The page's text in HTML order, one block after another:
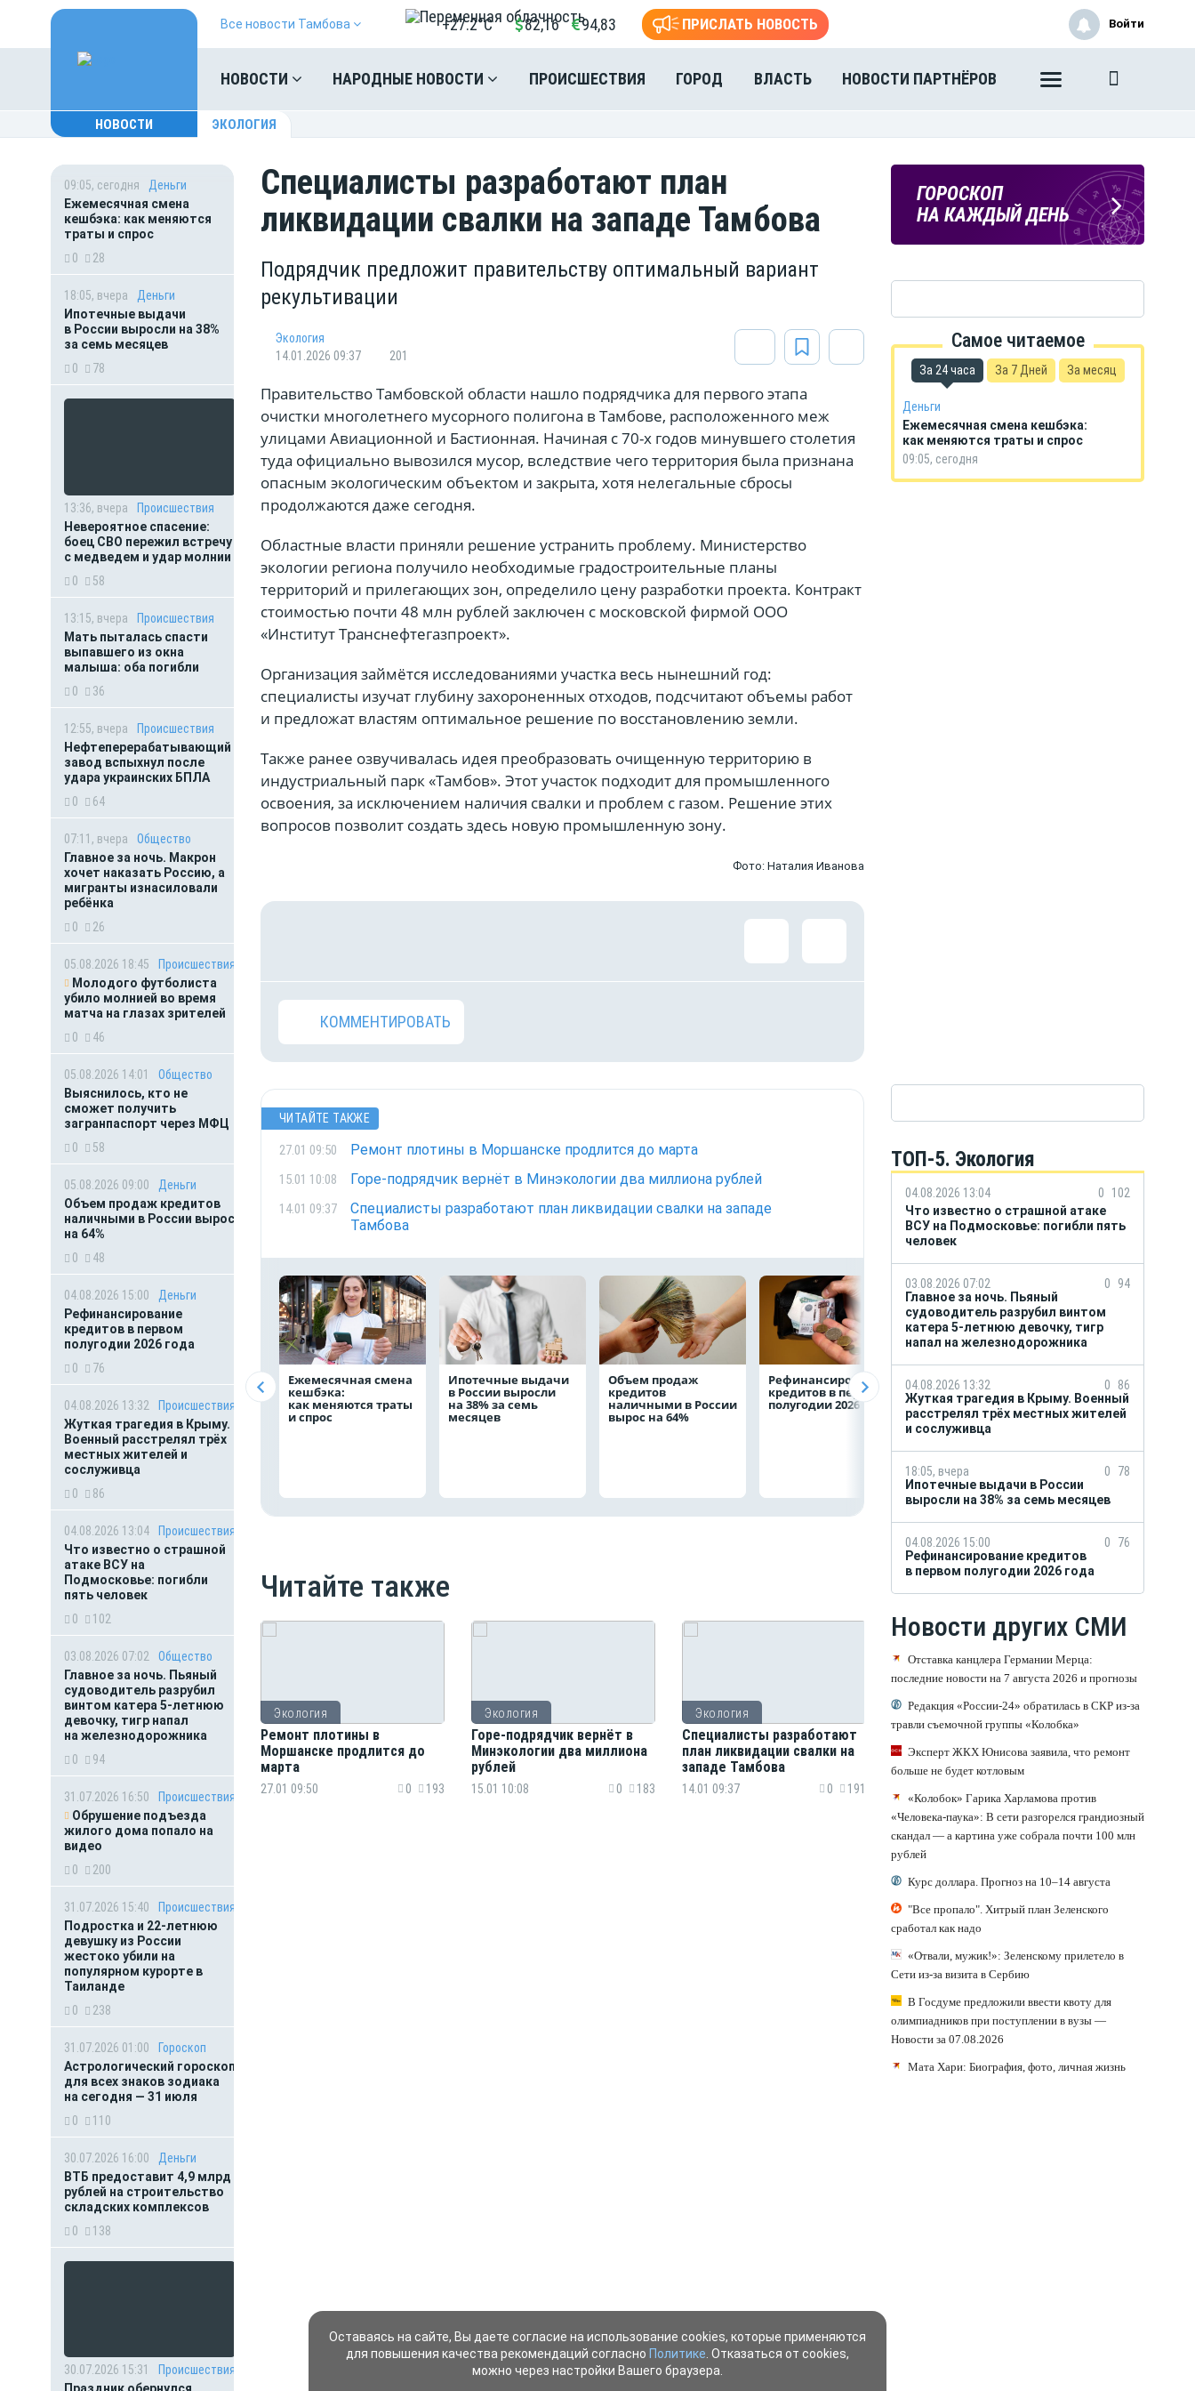
Все новости Тамбова +27.2°C 82,16 94,83 ПРИСЛАТЬ НОВОСТЬ
НОВОСТИ НАРОДНЫЕ НОВОСТИ ПРОИСШЕСТВИЯ ГОРОД ВЛАСТЬ НОВОСТИ ПАРТНЁРОВ
Войти
НОВОСТИ ЭКОЛОГИЯ
09:05, сегодня
Деньги
Ежемесячная смена
кешбэка: как меняются
траты и спрос
0
28
18:05, вчера
Деньги
Ипотечные выдачи
в России выросли на 38%
за семь месяцев
0
78
13:36, вчера
Происшествия
Невероятное спасение:
боец СВО пережил встречу
с медведем и удар молнии
0
58
13:15, вчера
Происшествия
Мать пыталась спасти
выпавшего из окна
малыша: оба погибли
0
36
12:55, вчера
Происшествия
Нефтеперерабатывающий
завод вспыхнул после
удара украинских БПЛА
0
64
07:11, вчера
Общество
Главное за ночь. Макрон
хочет наказать Россию, а
мигранты изнасиловали
ребёнка
0
26
05.08.2026 18:45
Происшествия
Молодого футболиста
убило молнией во время
матча на глазах зрителей
0
46
05.08.2026 14:01
Общество
Выяснилось, кто не
сможет получить
загранпаспорт через МФЦ
0
58
05.08.2026 09:00
Деньги
Объем продаж кредитов
наличными в России вырос
на 64%
0
48
04.08.2026 15:00
Деньги
Рефинансирование
кредитов в первом
полугодии 2026 года
0
76
04.08.2026 13:32
Происшествия
Жуткая трагедия в Крыму.
Военный расстрелял трёх
местных жителей и
сослуживца
0
86
04.08.2026 13:04
Происшествия
Что известно о страшной
атаке ВСУ на
Подмосковье: погибли
пять человек
0
102
03.08.2026 07:02
Общество
Главное за ночь. Пьяный
судоводитель разрубил
винтом катера 5-летнюю
девочку, тигр напал
на железнодорожника
0
94
31.07.2026 16:50
Происшествия
Обрушение подъезда
жилого дома попало на
видео
0
200
31.07.2026 15:40
Происшествия
Подростка и 22-летнюю
девушку из России
жестоко убили на
популярном курорте в
Таиланде
0
238
31.07.2026 01:00
Гороскоп
Астрологический гороскоп
для всех знаков зодиака
на сегодня — 31 июля
0
110
30.07.2026 16:00
Деньги
ВТБ предоставит 4,9 млрд
рублей на строительство
складских комплексов
0
138
30.07.2026 15:31
Происшествия
Специалисты разработают план
ликвидации свалки на западе Тамбова
Подрядчик предложит правительству оптимальный вариант
рекультивации
Экология
14.01.2026 09:37
201
Правительство Тамбовской области нашло подрядчика для первого этапа
очистки многолетнего мусорного полигона в Тамбове, расположенного меж
улицами Авиационной и Бастионная. Начиная с 70-х годов минувшего столетия
туда официально вывозился мусор, вследствие чего территория была признана
опасным экологическим объектом и закрыта, хотя нелегальные сбросы
продолжаются даже сегодня.
Областные власти приняли решение устранить проблему. Министерство
экологии региона получило необходимые градостроительные планы
территорий и прилегающих зон, определило цену разработки проекта. Контракт
стоимостью почти 48 млн рублей заключен с московской фирмой ООО
«Институт Транснефтегазпроект».
Организация займётся исследованиями участка весь нынешний год:
специалисты изучат глубину захороненных отходов, подсчитают объемы работ
и предложат властям оптимальное решение по восстановлению земли.
Также ранее озвучивалась идея преобразовать очищенную территорию в
индустриальный парк «Тамбов». Этот участок подходит для промышленного
освоения, за исключением наличия свалки и проблем с газом. Решение этих
вопросов позволит создать здесь новую промышленную зону.
Фото: Наталия Иванова
КОММЕНТИРОВАТЬ
ЧИТАЙТЕ ТАКЖЕ
27.01 09:50 Ремонт плотины в Моршанске продлится до марта
15.01 10:08 Горе-подрядчик вернёт в Минэкологии два миллиона рублей
14.01 09:37
Специалисты разработают план ликвидации свалки на западе
Тамбова
Ежемесячная смена
кешбэка:
как меняются траты
и спрос
Ипотечные выдачи
в России выросли
на 38% за семь
месяцев
Объем продаж
кредитов
наличными в России
вырос на 64%
Рефинансирование
кредитов в первом
полугодии 2026 года
ВТБ предоставит 4,9
млрд рублей
на строительство
складских
комплексов
Популяция
леопарда
шесть раз
Читайте также
Экология
Ремонт плотины в
Моршанске продлится до
марта
27.01 09:50 0 193
Экология
Горе-подрядчик вернёт в
Минэкологии два миллиона
рублей
15.01 10:08 0 183
Экология
Специалисты разработают
план ликвидации свалки на
западе Тамбова
14.01 09:37 0 191
ПОГОДА
В ТАМБОВЕ
ГОРОСКОП
НА КАЖДЫЙ ДЕНЬ
Самое читаемое
За 24 часа За 7 Дней За месяц
Деньги
Ежемесячная смена кешбэка:
как меняются траты и спрос
09:05, сегодня
ТОП-5. Экология
04.08.2026 13:04 0
102
Что известно о страшной атаке
ВСУ на Подмосковье: погибли пять
человек
03.08.2026 07:02 0
94
Главное за ночь. Пьяный
судоводитель разрубил винтом
катера 5-летнюю девочку, тигр
напал на железнодорожника
04.08.2026 13:32 0
86
Жуткая трагедия в Крыму. Военный
расстрелял трёх местных жителей
и сослуживца
18:05, вчера 0
78
Ипотечные выдачи в России
выросли на 38% за семь месяцев
04.08.2026 15:00 0
76
Рефинансирование кредитов
в первом полугодии 2026 года
Новости других СМИ
Отставка канцлера Германии Мерца:
последние новости на 7 августа 2026 и прогнозы
Редакция «России-24» обратилась в СКР из-за
травли съемочной группы «Колобка»
Эксперт ЖКХ Юнисова заявила, что ремонт
больше не будет котловым
«Колобок» Гарика Харламова против
«Человека-паука»: В сети разгорелся грандиозный
скандал — а картина уже собрала почти 100 млн
рублей
Курс доллара. Прогноз на 10–14 августа
"Все пропало". Хитрый план Зеленского
сработал как надо
«Отвали, мужик!»: Зеленскому прилетело в
Сети из-за визита в Сербию
В Госдуме предложили ввести квоту для
олимпиадников при поступлении в вузы —
Новости за 07.08.2026
Мата Хари: Биография, фото, личная жизнь
Оставаясь на сайте, Вы даете согласие на использование cookies, которые применяются
для повышения качества рекомендаций согласно Политике . Отказаться от cookies,
можно через настройки Вашего браузера.